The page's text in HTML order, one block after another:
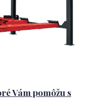
Vám pomôžu s